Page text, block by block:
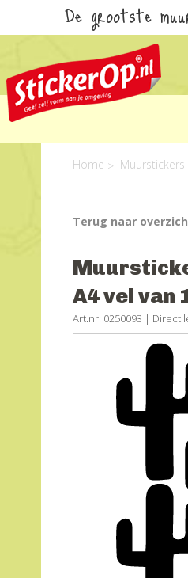
De grootste
Home Muurstickers
Terug naar
A4 vel van
Art.nr: 0250093 | Direct